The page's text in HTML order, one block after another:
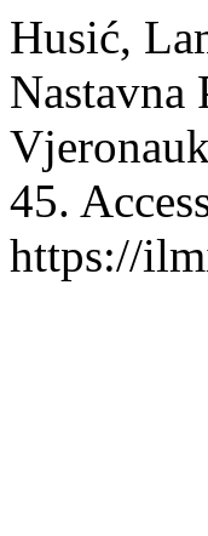
Husić,
Nastavna
45.
https://